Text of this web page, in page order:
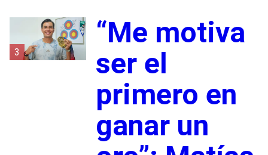
3
“Me motiva
ser el
primero en
ganar un